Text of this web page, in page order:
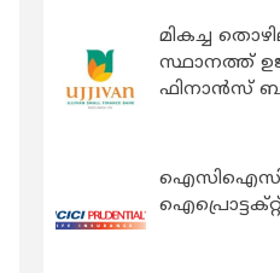
മികച്ച
സ്ഥാനത്ത്
ഫിനാൻസ്